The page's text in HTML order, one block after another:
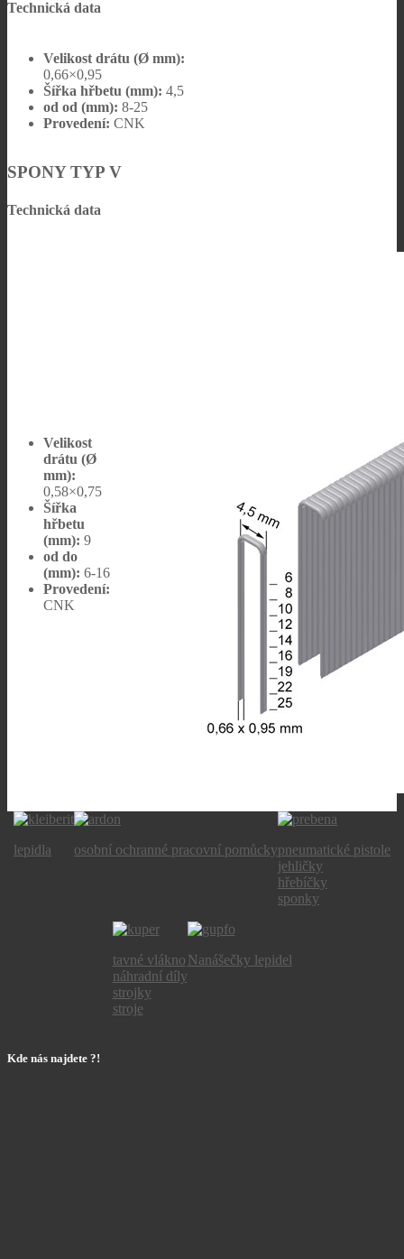
Technická data
Velikost drátu (Ø mm):
0,66×0,95
Šířka hřbetu (mm): 4,5
od od (mm): 8-25
Provedení: CNK
SPONY TYP V
Technická data
Velikost
drátu (Ø
mm):
0,58×0,75
Šířka
hřbetu
(mm): 9
od do
(mm): 6-16
Provedení:
CNK
lepidla osobní ochranné pracovní pomůckypneumatické pistole
jehličky
hřebíčky
sponky
tavné vlákno
náhradní díly
strojky
stroje
Nanášečky lepidel
Kde nás najdete ?!